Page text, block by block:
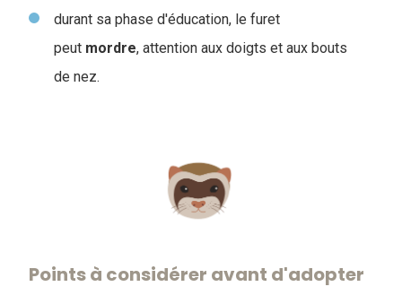
durant sa phase d'éducation, le furet
peut mordre, attention aux doigts et aux bouts
de nez.
Points à considérer avant d'adopter